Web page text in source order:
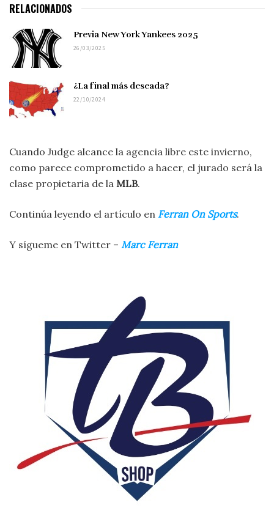
RELACIONADOS
Previa New York Yankees 2025
26/03/2025
¿La final más deseada?
22/10/2024
Cuando Judge alcance la agencia libre este invierno,
como parece comprometido a hacer, el jurado será la
clase propietaria de la MLB.
Continúa leyendo el artículo en Ferran On Sports.
Y sígueme en Twitter – Marc Ferran